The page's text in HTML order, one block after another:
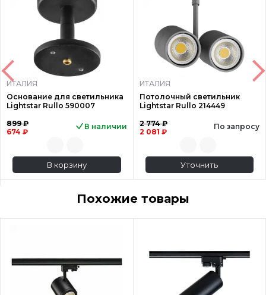
ИТАЛИЯ
Основание для светильника
Lightstar Rullo 590007
899 ₽
674 ₽
В наличии
В корзину
ИТАЛИЯ
Потолочный светильник
Lightstar Rullo 214449
2 774 ₽
2 081 ₽
По запросу
Уточнить
Похожие товары